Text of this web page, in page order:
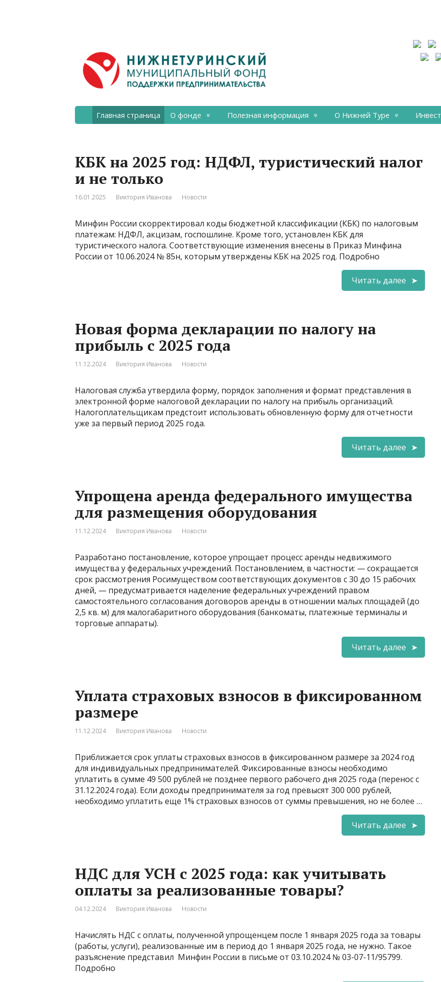
Главная страница О фонде Полезная информация О Нижней Туре
КБК на 2025 год: НДФЛ, туристический налог
и не только
16.01.2025 Виктория Иванова Новости
Минфин России скорректировал коды бюджетной классификации (КБК) по налоговым
платежам: НДФЛ, акцизам, госпошлине. Кроме того, установлен КБК для
туристического налога. Соответствующие изменения внесены в Приказ Минфина
России от 10.06.2024 № 85н, которым утверждены КБК на 2025 год. Подробно
Читать далее
Новая форма декларации по налогу на
прибыль с 2025 года
11.12.2024 Виктория Иванова Новости
Налоговая служба утвердила форму, порядок заполнения и формат представления в
электронной форме налоговой декларации по налогу на прибыль организаций.
Налогоплательщикам предстоит использовать обновленную форму для отчетности
уже за первый период 2025 года.
Читать далее
Упрощена аренда федерального имущества
для размещения оборудования
11.12.2024 Виктория Иванова Новости
Разработано постановление, которое упрощает процесс аренды недвижимого
имущества у федеральных учреждений. Постановлением, в частности: — сокращается
срок рассмотрения Росимуществом соответствующих документов с 30 до 15 рабочих
дней, — предусматривается наделение федеральных учреждений правом
самостоятельного согласования договоров аренды в отношении малых площадей (до
2,5 кв. м) для малогабаритного оборудования (банкоматы, платежные терминалы и
торговые аппараты).
Читать далее
Уплата страховых взносов в фиксированном
размере
11.12.2024 Виктория Иванова Новости
Приближается срок уплаты страховых взносов в фиксированном размере за 2024 год
для индивидуальных предпринимателей. Фиксированные взносы необходимо
уплатить в сумме 49 500 рублей не позднее первого рабочего дня 2025 года (перенос с
31.12.2024 года). Если доходы предпринимателя за год превысят 300 000 рублей,
необходимо уплатить еще 1% страховых взносов от суммы превышения, но не более …
Читать далее
НДС для УСН с 2025 года: как учитывать
оплаты за реализованные товары?
04.12.2024 Виктория Иванова Новости
Начислять НДС с оплаты, полученной упрощенцем после 1 января 2025 года за товары
(работы, услуги), реализованные им в период до 1 января 2025 года, не нужно. Такое
разъяснение представил Минфин России в письме от 03.10.2024 № 03-07-11/95799.
Подробно